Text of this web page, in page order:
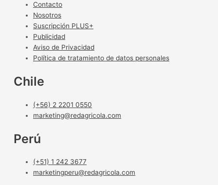
Contacto
Nosotros
Suscripción PLUS+
Publicidad
Aviso de Privacidad
Política de tratamiento de datos personales
Chile
(+56) 2 2201 0550
marketing@redagricola.com
Perú
(+51) 1 242 3677
marketingperu@redagricola.com